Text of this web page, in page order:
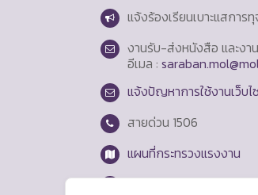
แจ้งร้องเรียนเบาะแสการ
งานรับ-ส่งหนังสือ และงา
อีเมล :
แจ้งปัญหาการใช้งานเว็บไ
สายด่วน 1506
แผนที่กระทรวงแรงงาน
Login